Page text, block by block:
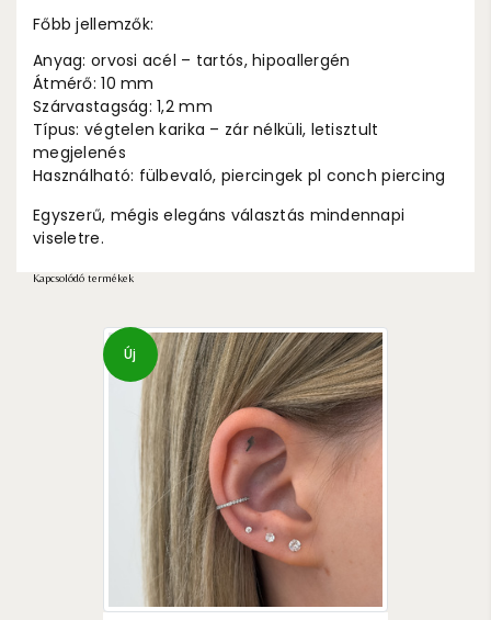
Főbb jellemzők:
Anyag: orvosi acél – tartós, hipoallergén
Átmérő: 10 mm
Szárvastagság: 1,2 mm
Típus: végtelen karika – zár nélküli, letisztult
megjelenés
Használható: fülbevaló, piercingek pl conch piercing
Egyszerű, mégis elegáns választás mindennapi
viseletre.
Kapcsolódó termékek
Új